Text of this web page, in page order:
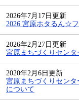
2026年7月17日更新
2026 宮原ホタるん☆
2026年2月27日更新
宮原まちづくりセン
2020年2月6日更新
宮原まちづくりセン
について